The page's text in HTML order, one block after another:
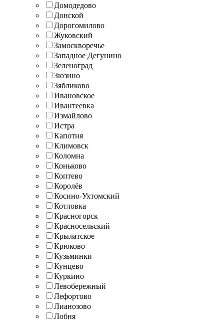
Домодедово
Донской
Дорогомилово
Жуковский
Замоскворечье
Западное Дегунино
Зеленоград
Зюзино
Зябликово
Ивановское
Ивантеевка
Измайлово
Истра
Капотня
Климовск
Коломна
Коньково
Коптево
Королёв
Косино-Ухтомский
Котловка
Красногорск
Красносельский
Крылатское
Крюково
Кузьминки
Кунцево
Куркино
Левобережный
Лефортово
Лианозово
Лобня